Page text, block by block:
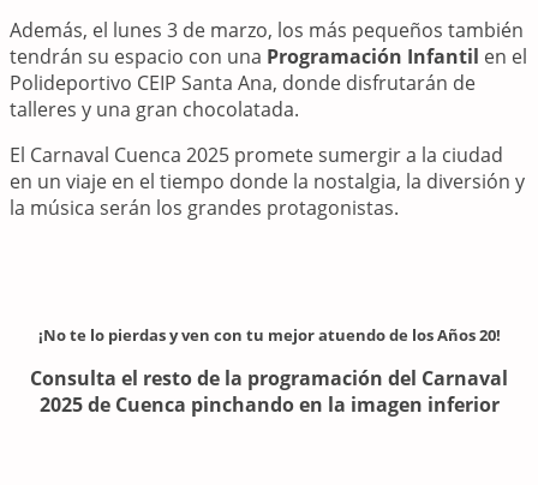
Además, el lunes 3 de marzo, los más pequeños también
tendrán su espacio con una Programación Infantil en el
Polideportivo CEIP Santa Ana, donde disfrutarán de
talleres y una gran chocolatada.
El Carnaval Cuenca 2025 promete sumergir a la ciudad
en un viaje en el tiempo donde la nostalgia, la diversión y
la música serán los grandes protagonistas.
¡No te lo pierdas y ven con tu mejor atuendo de los Años 20!
Consulta el resto de la programación del Carnaval
2025 de Cuenca pinchando en la imagen inferior